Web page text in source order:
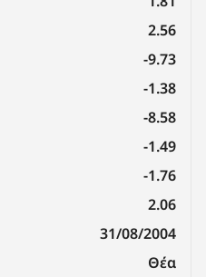
2.56
-9.73
-1.38
-8.58
-1.49
-1.76
2.06
31/08/2004
Θέα